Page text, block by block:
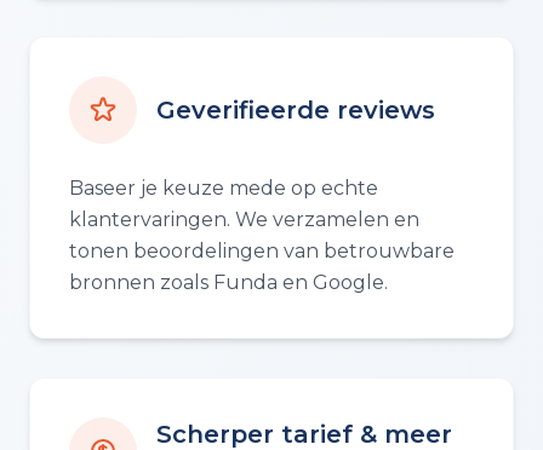
Geverifieerde reviews
Baseer je keuze mede op echte
klantervaringen. We verzamelen en
tonen beoordelingen van betrouwbare
bronnen zoals Funda en Google.
Scherper tarief & meer